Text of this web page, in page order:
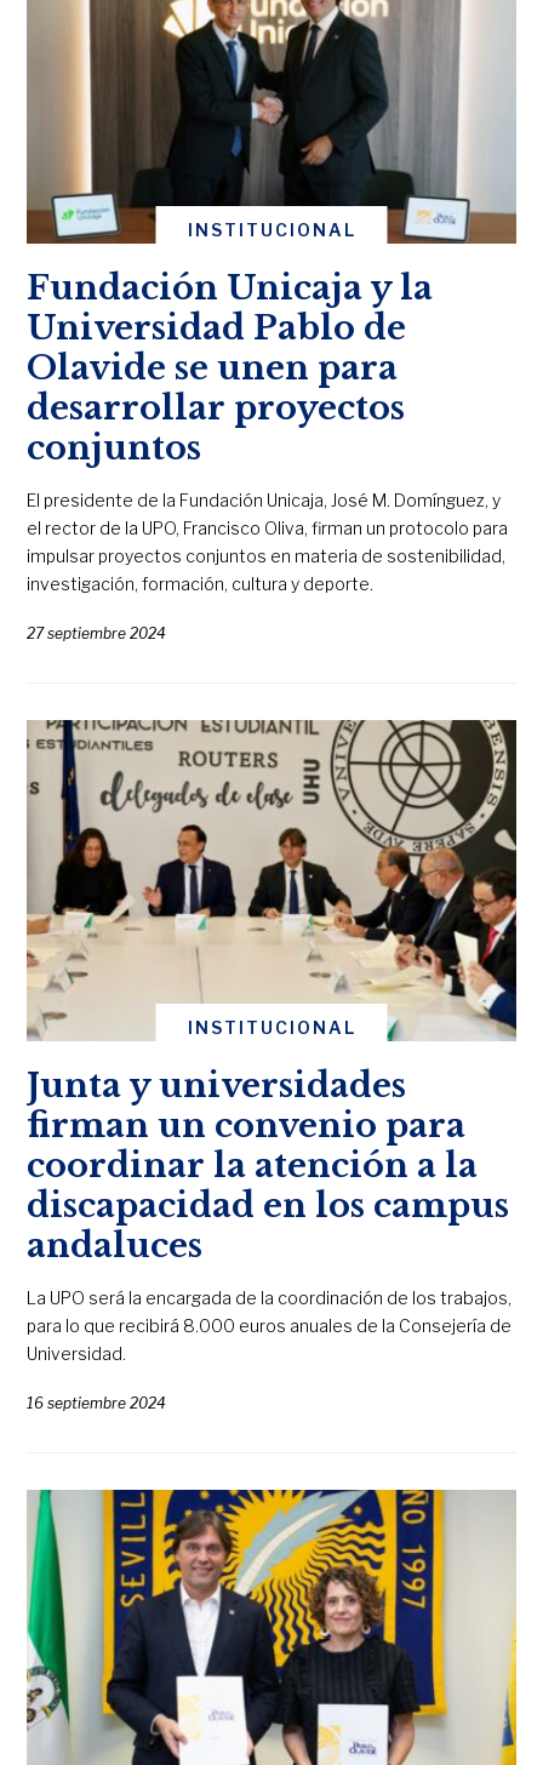
INSTITUCIONAL
Fundación Unicaja y la
Universidad Pablo de
Olavide se unen para
desarrollar proyectos
conjuntos
El presidente de la Fundación Unicaja, José M. Domínguez, y
el rector de la UPO, Francisco Oliva, firman un protocolo para
impulsar proyectos conjuntos en materia de sostenibilidad,
investigación, formación, cultura y deporte.
27 septiembre 2024
INSTITUCIONAL
Junta y universidades
firman un convenio para
coordinar la atención a la
discapacidad en los campus
andaluces
La UPO será la encargada de la coordinación de los trabajos,
para lo que recibirá 8.000 euros anuales de la Consejería de
Universidad.
16 septiembre 2024